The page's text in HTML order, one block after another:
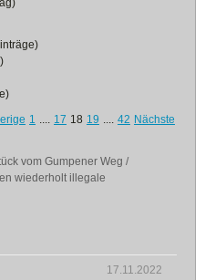
1 .... 17 18 19 .... 42 Nächste
vom Gumpener Weg /
wiederholt illegale
17.11.2022